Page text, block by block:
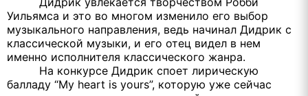
Уильямса и это во многом изменило его выбор
музыкального направления, ведь начинал Дидрик с
классической музыки, и его отец видел в нем
именно исполнителя классического жанра.
На конкурсе Дидрик споет лирическую
балладу “My heart is yours”, которую уже сейчас